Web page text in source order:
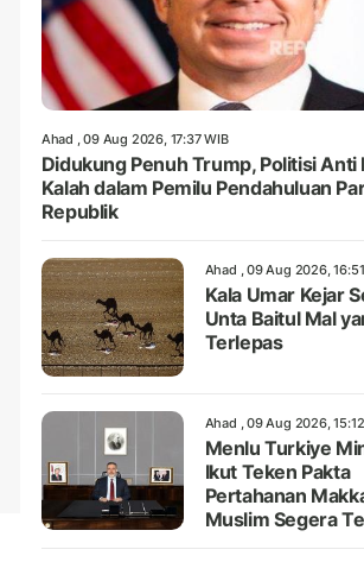
Ahad , 09 Aug 2026, 17:37 WIB
Didukung Penuh Trump, Politisi Anti
Kalah dalam Pemilu Pendahuluan
Republik
Ahad , 09 Aug 2026,
Kala Umar Kejar
Unta Baitul Mal
Terlepas
Ahad , 09 Aug 2026,
Menlu Turkiye
Ikut Teken Pakta
Pertahanan
Muslim Segera